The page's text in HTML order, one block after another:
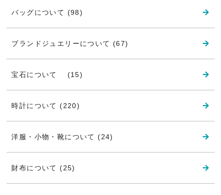
バッグについて (98)
ブランドジュエリーについて (67)
宝石について (15)
時計について (220)
洋服・小物・靴について (24)
財布について (25)